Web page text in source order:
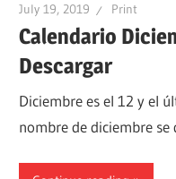
July 19, 2019 Print
Calendario
Descargar
Diciembre es el 12 y el
nombre de diciembre se